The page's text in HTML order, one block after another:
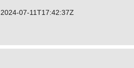
2024-07-11T17:42:37Z